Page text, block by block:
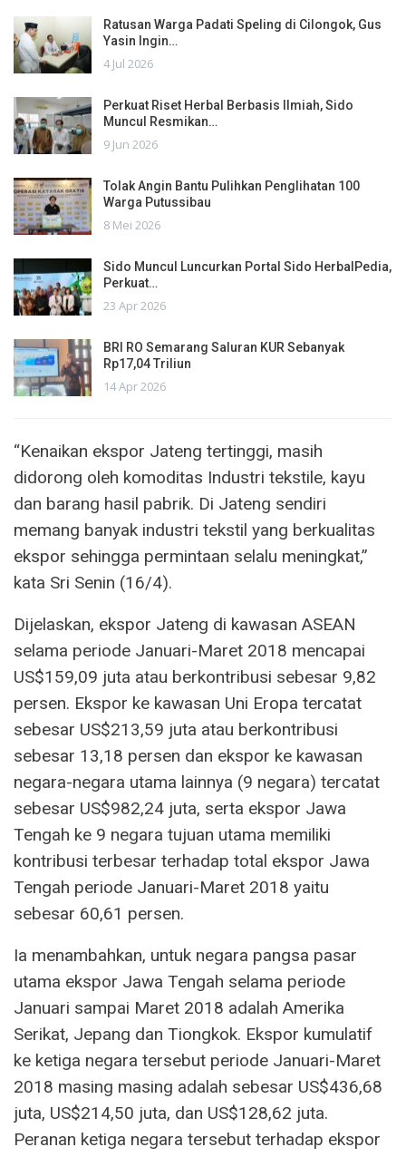
Ratusan Warga Padati Speling di Cilongok, Gus
Yasin Ingin…
4 Jul 2026
Perkuat Riset Herbal Berbasis Ilmiah, Sido
Muncul Resmikan…
9 Jun 2026
Tolak Angin Bantu Pulihkan Penglihatan 100
Warga Putussibau
8 Mei 2026
Sido Muncul Luncurkan Portal Sido HerbalPedia,
Perkuat…
23 Apr 2026
BRI RO Semarang Saluran KUR Sebanyak
Rp17,04 Triliun
14 Apr 2026
“Kenaikan ekspor Jateng tertinggi, masih
didorong oleh komoditas Industri tekstile, kayu
dan barang hasil pabrik. Di Jateng sendiri
memang banyak industri tekstil yang berkualitas
ekspor sehingga permintaan selalu meningkat,”
kata Sri Senin (16/4).
Dijelaskan, ekspor Jateng di kawasan ASEAN
selama periode Januari-Maret 2018 mencapai
US$159,09 juta atau berkontribusi sebesar 9,82
persen. Ekspor ke kawasan Uni Eropa tercatat
sebesar US$213,59 juta atau berkontribusi
sebesar 13,18 persen dan ekspor ke kawasan
negara-negara utama lainnya (9 negara) tercatat
sebesar US$982,24 juta, serta ekspor Jawa
Tengah ke 9 negara tujuan utama memiliki
kontribusi terbesar terhadap total ekspor Jawa
Tengah periode Januari-Maret 2018 yaitu
sebesar 60,61 persen.
Ia menambahkan, untuk negara pangsa pasar
utama ekspor Jawa Tengah selama periode
Januari sampai Maret 2018 adalah Amerika
Serikat, Jepang dan Tiongkok. Ekspor kumulatif
ke ketiga negara tersebut periode Januari-Maret
2018 masing masing adalah sebesar US$436,68
juta, US$214,50 juta, dan US$128,62 juta.
Peranan ketiga negara tersebut terhadap ekspor